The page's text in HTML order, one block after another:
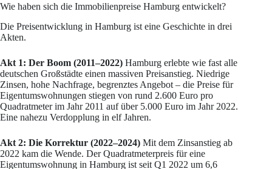
Wie haben sich die Immobilienpreise Hamburg entwickelt?
Die Preisentwicklung in Hamburg ist eine Geschichte in drei
Akten.
Akt 1: Der Boom (2011–2022) Hamburg erlebte wie fast alle
deutschen Großstädte einen massiven Preisanstieg. Niedrige
Zinsen, hohe Nachfrage, begrenztes Angebot – die Preise für
Eigentumswohnungen stiegen von rund 2.600 Euro pro
Quadratmeter im Jahr 2011 auf über 5.000 Euro im Jahr 2022.
Eine nahezu Verdopplung in elf Jahren.
Akt 2: Die Korrektur (2022–2024) Mit dem Zinsanstieg ab
2022 kam die Wende. Der Quadratmeterpreis für eine
Eigentumswohnung in Hamburg ist seit Q1 2022 um 6,6